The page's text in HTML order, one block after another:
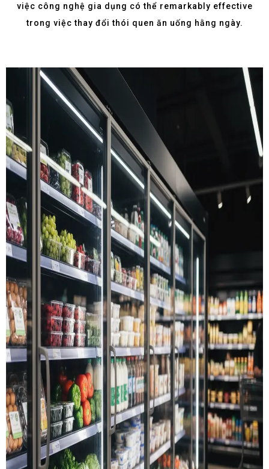
việc công nghệ gia dụng có thể remarkably effective
trong việc thay đổi thói quen ăn uống hằng ngày.